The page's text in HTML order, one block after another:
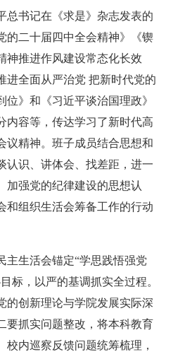
总书记在《求是》杂志发表的
的二十届四中全会精神》《锲
神推进作风建设常态化长效
进全面从严治党 把新时代党的
》和《习近平谈治国理政》
内容等，传达学习了新时代高
议精神。班子成员结合思想和
认识、讲体会、找差距，进一
加强党的纪律建设的思想认
和组织生活会筹备工作的行动
主生活会锚定“学思践悟强党
标，以严的基调抓实全过程。
的创新理论与学院发展实际深
要抓实问题整改，将本科教育
内巡察反馈问题统筹梳理，